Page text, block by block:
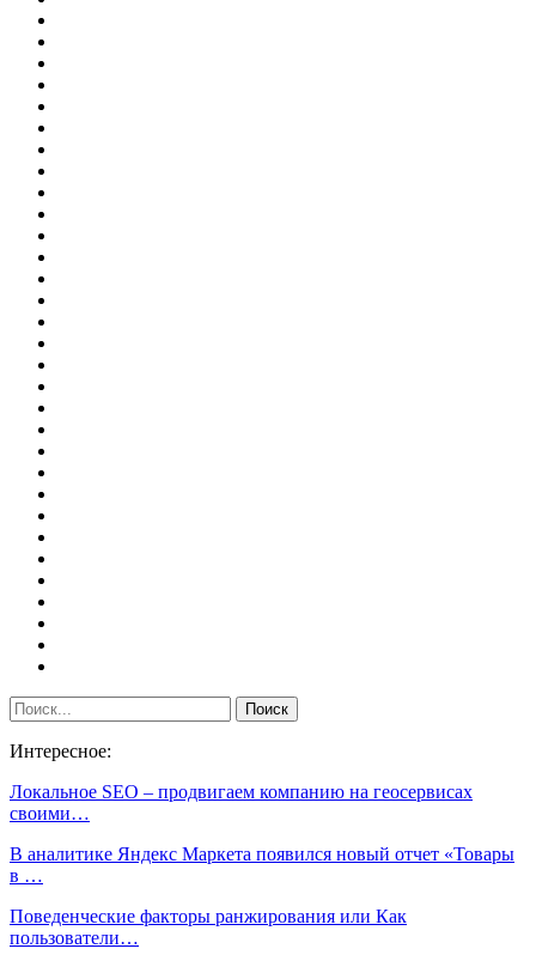
Интересное:
Локальное SEO – продвигаем компанию на геосервисах
своими…
В аналитике Яндекс Маркета появился новый отчет «Товары
в …
Поведенческие факторы ранжирования или Как
пользователи…